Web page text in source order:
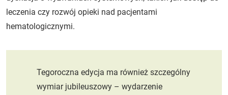
leczenia czy rozwój opieki nad pacjentami
hematologicznymi.
Tegoroczna edycja ma również szczególny
wymiar jubileuszowy – wydarzenie